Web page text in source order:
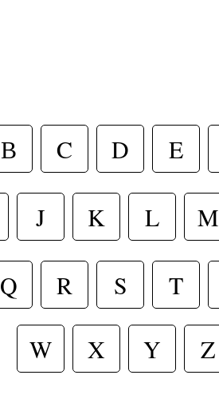
R
В
T
C E
D
S
J K L M
W
X Y Z
Q